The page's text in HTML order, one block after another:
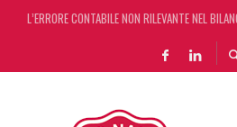
L’ERRORE CONTABILE NON RILEVANTE NEL
DECRETO OMNIBUS: CON IL CONCORDATO
CHIUSURA ESTIVA DELLA RASSEGNA